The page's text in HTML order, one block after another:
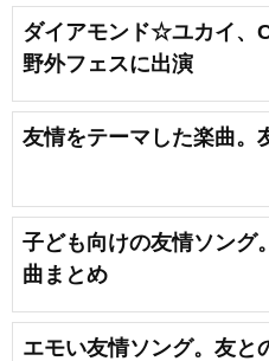
ダイアモンド☆ユカイ、
野外フェスに出演
友情をテーマした楽曲。
子ども向けの友情ソング
曲まとめ
エモい友情ソング。友と